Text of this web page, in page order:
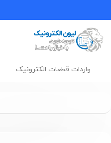
واردات قطعات الکترونیک